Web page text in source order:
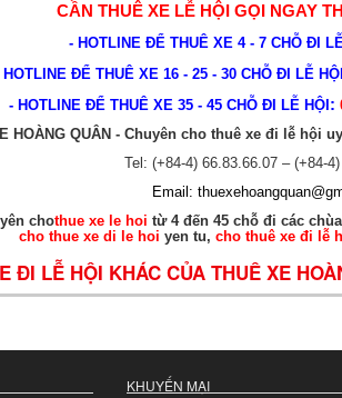
CẦN THUÊ XE LỄ HỘIGỌI NGAY
- HOTLINE ĐỂ THUÊ XE 4 - 7 CHỖ ĐI
HOTLINE ĐỂ THUÊ XE 16 - 25 - 30 CHỖ ĐI LỄ HỘI
- HOTLINE ĐỂ THUÊ XE 35 - 45 CHỖ ĐI LỄ HỘI :
HOÀNG QUÂN - Chuyên cho thuê xe đi lễ hội
Tel: (+84-4) 66.83.66.07 – (+84-
Email:
chothue xe le hoi từ 4 đến 45 chỗ đi các
cho thue xe di le hoi yen tu,cho thuê xe đi lễ
ĐI LỄ HỘI KHÁC CỦA THUÊ XE
KHUYẾN MẠI